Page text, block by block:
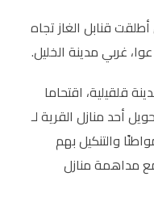
قنابل الغاز تجاه
غربي مدينة الخليل.
قلقيلية، اقتحاما
أحد منازل القرية لـ
عسكرية" واعتقال قرابة الـ 50 مواطنًا والتنكيل بهم
مداهمة منازل